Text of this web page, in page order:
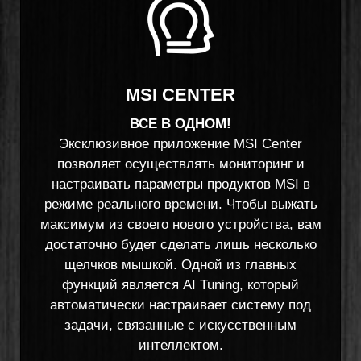
MSI CENTER
ВСЕ В ОДНОМ!
Эксклюзивное приложение MSI Center
позволяет осуществлять мониторинг и
настраивать параметры продуктов MSI в
режиме реального времени. Чтобы выжать
максимум из своего нового устройства, вам
достаточно будет сделать лишь несколько
щелчков мышкой. Одной из главных
функций является AI Tuning, который
автоматически настраивает систему под
задачи, связанные с искусственным
интеллектом.